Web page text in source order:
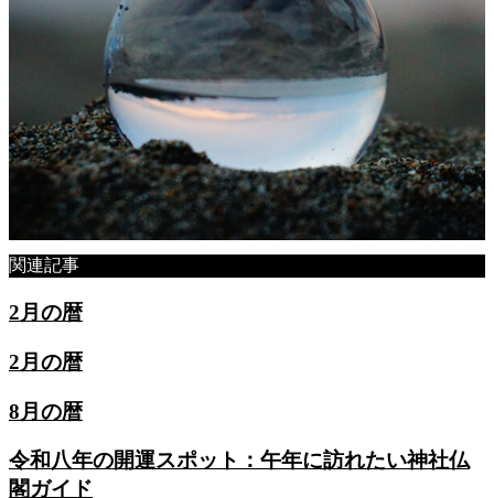
関連記事
2月の暦
2月の暦
8月の暦
令和八年の開運スポット：午年に訪れたい神社仏
閣ガイド